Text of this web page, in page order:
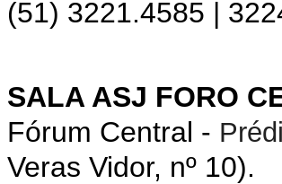
(51) 3221.4585 |
SALA ASJ FORO
Fórum Central -
Veras Vidor, nº 10).